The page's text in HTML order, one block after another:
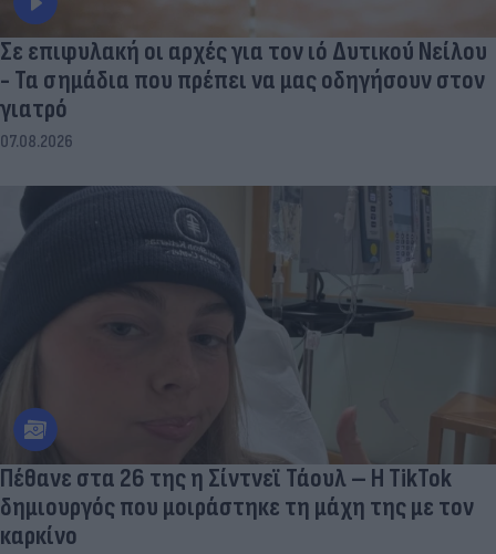
Σε επιφυλακή οι αρχές για τον ιό Δυτικού Νείλου
- Τα σημάδια που πρέπει να μας οδηγήσουν στον
γιατρό
07.08.2026
Πέθανε στα 26 της η Σίντνεϊ Τάουλ – Η TikTok
δημιουργός που μοιράστηκε τη μάχη της με τον
καρκίνο